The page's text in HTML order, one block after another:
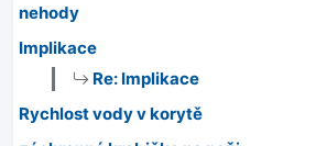
nehody
Implikace
Re: Implikace
Rychlost vody v korytě